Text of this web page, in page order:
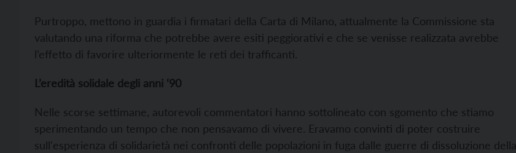
Purtroppo, mettono in guardia i firmatari della Carta di Milano, attualmente la Commissione sta
valutando una riforma che potrebbe avere esiti peggiorativi e che se venisse realizzata avrebbe
l’effetto di favorire ulteriormente le reti dei trafficanti.
L’eredità solidale degli anni ‘90
Nelle scorse settimane, autorevoli commentatori hanno sottolineato con sgomento che stiamo
sperimentando un tempo che non pensavamo di vivere. Eravamo convinti di poter costruire
sull'esperienza di solidarietà nei confronti delle popolazioni in fuga dalle guerre di dissoluzione della